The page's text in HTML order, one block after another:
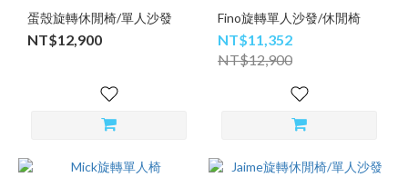
蛋殼旋轉休閒椅/單人沙發
NT$12,900
Fino旋轉單人沙發/休閒椅
NT$11,352
NT$12,900